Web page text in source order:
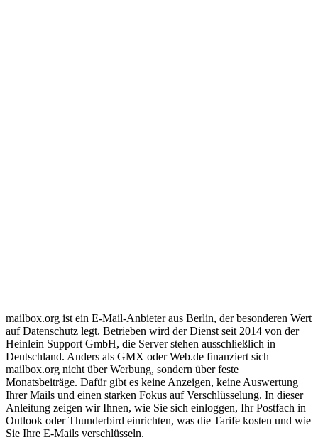
mailbox.org ist ein E-Mail-Anbieter aus Berlin, der besonderen Wert
auf Datenschutz legt. Betrieben wird der Dienst seit 2014 von der
Heinlein Support GmbH, die Server stehen ausschließlich in
Deutschland. Anders als GMX oder Web.de finanziert sich
mailbox.org nicht über Werbung, sondern über feste
Monatsbeiträge. Dafür gibt es keine Anzeigen, keine Auswertung
Ihrer Mails und einen starken Fokus auf Verschlüsselung. In dieser
Anleitung zeigen wir Ihnen, wie Sie sich einloggen, Ihr Postfach in
Outlook oder Thunderbird einrichten, was die Tarife kosten und wie
Sie Ihre E-Mails verschlüsseln.